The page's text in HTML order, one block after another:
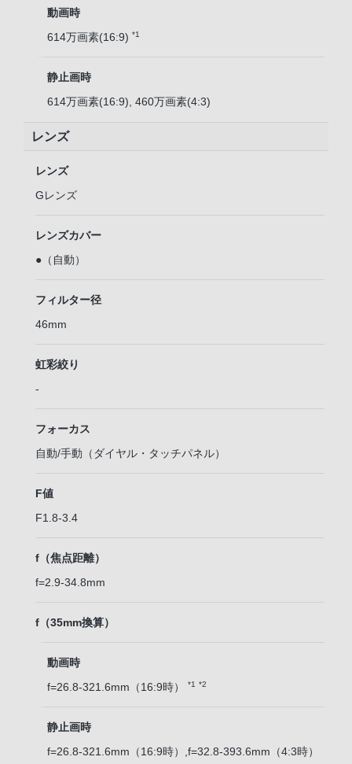
動画時
614万画素(16:9) *1
静止画時
614万画素(16:9), 460万画素(4:3)
レンズ
レンズ
Gレンズ
レンズカバー
●（自動）
フィルター径
46mm
虹彩絞り
-
フォーカス
自動/手動（ダイヤル・タッチパネル）
F値
F1.8-3.4
f（焦点距離）
f=2.9-34.8mm
f（35mm換算）
動画時
f=26.8-321.6mm（16:9時） *1 *2
静止画時
f=26.8-321.6mm（16:9時）,f=32.8-393.6mm（4:3時）